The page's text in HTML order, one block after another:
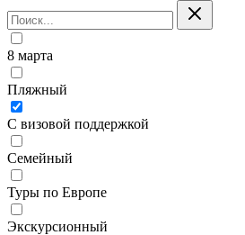
8 марта
Пляжный
С визовой поддержкой
Семейный
Туры по Европе
Экскурсионный